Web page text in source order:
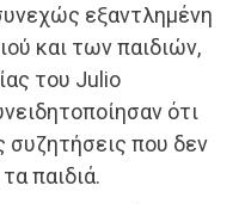
εξαντλημένη
και των παιδιών,
του Julio
ότι
συζητήσεις που δεν
παιδιά.